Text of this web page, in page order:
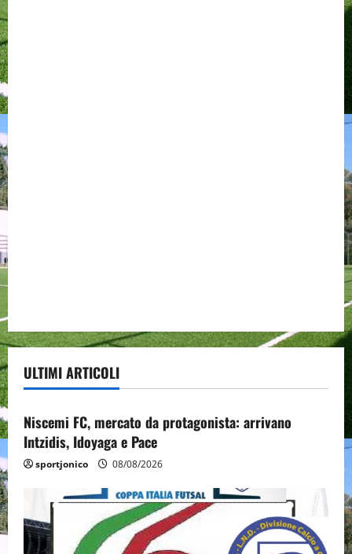
ULTIMI ARTICOLI
Senza categoria
Niscemi FC, mercato da protagonista: arrivano
Intzidis, Idoyaga e Pace
sportjonico 08/08/2026